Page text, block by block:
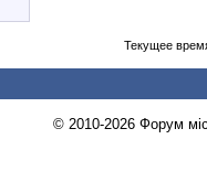
Текущее
© 2010-2026 Форум